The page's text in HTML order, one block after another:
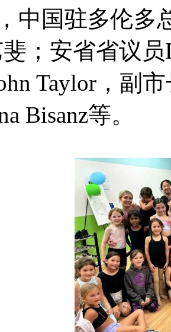
中国驻多伦多
；安省省议员
Taylor，副
Bisanz等。